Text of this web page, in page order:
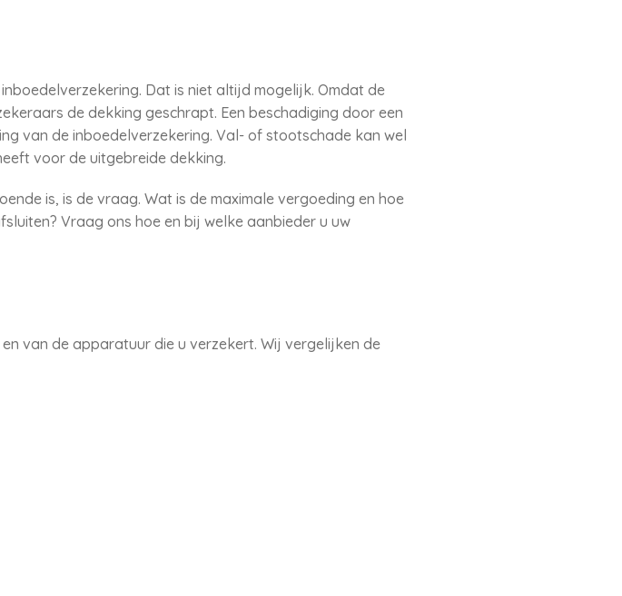
Dat is niet altijd mogelijk. Omdat de
de dekking geschrapt. Een beschadiging door een
van de inboedelverzekering. Val- of stootschade kan wel
voor de uitgebreide dekking.
is, is de vraag. Wat is de maximale vergoeding en hoe
Vraag ons hoe en bij welke aanbieder u uw
van de apparatuur die u verzekert. Wij vergelijken de